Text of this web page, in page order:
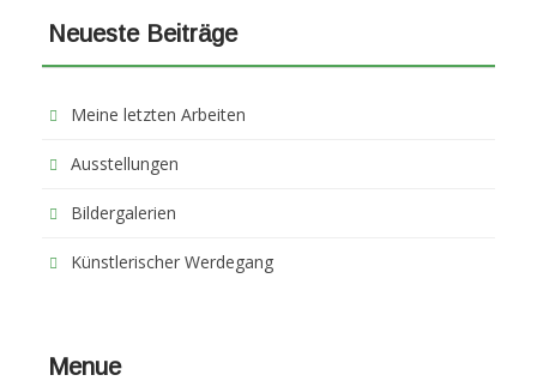
Neueste Beiträge
Meine letzten Arbeiten
Ausstellungen
Bildergalerien
Künstlerischer Werdegang
Menue